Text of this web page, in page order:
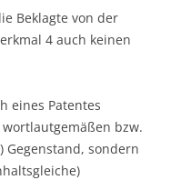
Beklagte von der
4 auch keinen
eines Patentes
bzw.
sondern